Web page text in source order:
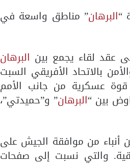
“البرهان” مناطق واسعة في
عقد لقاء يجمع بين البرهان
بالاتحاد الأفريقي السبت
عسكرية من جانب الأمم
بين “البرهان” و”حميدتي”،
أنباء من موافقة الجيش على
والتي نسبت إلى صفحات